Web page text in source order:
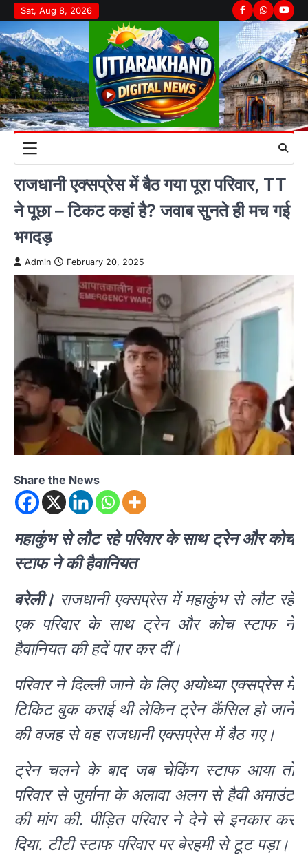
Skip
to
content
Sat, Aug 8, 2026 Facebook
Whatsapp
राजधानी एक्सप्रेस में बैठ गया पूरा परिवार, TT
ने पूछा – टिकट कहां है? जवाब सुनते ही मच गई
भगदड़
Admin February 20, 2025
Share the News
महाकुंभ से लौट रहे परिवार के साथ ट्रेन और कोच
स्टाफ ने की हैवानियत
बरेली। राजधानी एक्सप्रेस में महाकुंभ से लौट रहे
एक परिवार के साथ ट्रेन और कोच स्टाफ ने
हैवानियत की हदें पार कर दीं।
परिवार ने दिल्ली जाने के लिए अयोध्या एक्सप्रेस में
टिकिट बुक कराई थी लेकिन ट्रेन कैंसिल हो जाने
की वजह से वह राजधानी एक्सप्रेस में बैठ गए।
ट्रेन चलने के बाद जब चेकिंग स्टाफ आया तो
परिवार से जुर्माना के अलावा अलग से हैवी अमाउंट
की मांग की. पीड़ित परिवार ने देने से इनकार कर
दिया. टीटी स्टाफ परिवार पर बेरहमी से टूट पड़ा।